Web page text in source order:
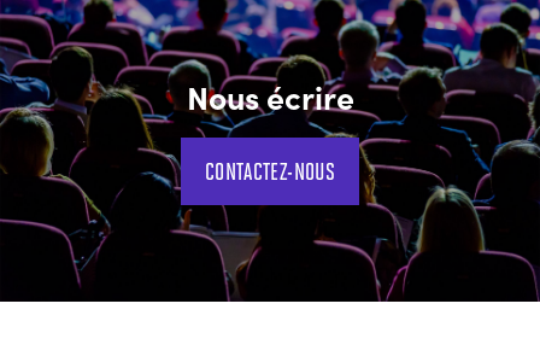
Nous écrire
CONTACTEZ-NOUS